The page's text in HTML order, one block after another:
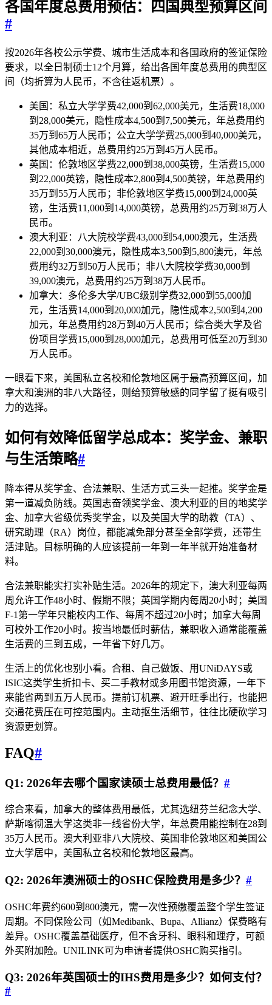
各国年度总费用预估：四国典型预算区间
#
按2026年各校公示学费、城市生活成本和各国政府的签证保险
要求，以全日制硕士12个月算，给出各国年度总费用的典型区
间（均折算为人民币，不含往返机票）。
美国：私立大学学费42,000到62,000美元，生活费18,000
到28,000美元，隐性成本4,500到7,500美元，年总费用约
35万到65万人民币；公立大学学费25,000到40,000美元，
其他成本相近，总费用约25万到45万人民币。
英国：伦敦地区学费22,000到38,000英镑，生活费15,000
到22,000英镑，隐性成本2,800到4,500英镑，年总费用约
35万到55万人民币；非伦敦地区学费15,000到24,000英
镑，生活费11,000到14,000英镑，总费用约25万到38万人
民币。
澳大利亚：八大院校学费43,000到54,000澳元，生活费
22,000到30,000澳元，隐性成本3,500到5,800澳元，年总
费用约32万到50万人民币；非八大院校学费30,000到
39,000澳元，总费用约25万到38万人民币。
加拿大：多伦多大学/UBC级别学费32,000到55,000加
元，生活费14,000到20,000加元，隐性成本2,500到4,200
加元，年总费用约28万到40万人民币；综合类大学及省
份项目学费15,000到28,000加元，总费用可低至20万到30
万人民币。
一眼看下来，美国私立名校和伦敦地区属于最高预算区间，加
拿大和澳洲的非八大路径，则给预算敏感的同学留了挺有吸引
力的选择。
如何有效降低留学总成本：奖学金、兼职
与生活策略#
降本得从奖学金、合法兼职、生活方式三头一起推。奖学金是
第一道减负防线。英国志奋领奖学金、澳大利亚的目的地奖学
金、加拿大省级优秀奖学金，以及美国大学的助教（TA）、
研究助理（RA）岗位，都能减免部分甚至全部学费，还带生
活津贴。目标明确的人应该提前一年到一年半就开始准备材
料。
合法兼职能实打实补贴生活。2026年的规定下，澳大利亚每两
周允许工作48小时、假期不限；英国学期内每周20小时；美国
F-1第一学年只能校内工作、每周不超过20小时；加拿大每周
可校外工作20小时。按当地最低时薪估，兼职收入通常能覆盖
生活费的三到五成，一年省下好几万。
生活上的优化也别小看。合租、自己做饭、用UNiDAYS或
ISIC这类学生折扣卡、买二手教材或多用图书馆资源，一年下
来能省两到五万人民币。提前订机票、避开旺季出行，也能把
交通花费压在可控范围内。主动抠生活细节，往往比硬砍学习
资源更划算。
FAQ#
Q1: 2026年去哪个国家读硕士总费用最低？ #
综合来看，加拿大的整体费用最低，尤其选纽芬兰纪念大学、
萨斯喀彻温大学这类非一线省份大学，年总费用能控制在28到
35万人民币。澳大利亚非八大院校、英国非伦敦地区和美国公
立大学居中，美国私立名校和伦敦地区最高。
Q2: 2026年澳洲硕士的OSHC保险费用是多少？ #
OSHC年费约600到800澳元，需一次性预缴覆盖整个学生签证
周期。不同保险公司（如Medibank、Bupa、Allianz）保费略有
差异。OSHC覆盖基础医疗，但不含牙科、眼科和理疗，可额
外买附加险。UNILINK可为申请者提供OSHC购买指引。
Q3: 2026年英国硕士的IHS费用是多少？如何支付？
#